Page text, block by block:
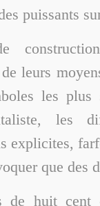
puissants
leurs
les plus
les
explicites,
que des
de huit cent